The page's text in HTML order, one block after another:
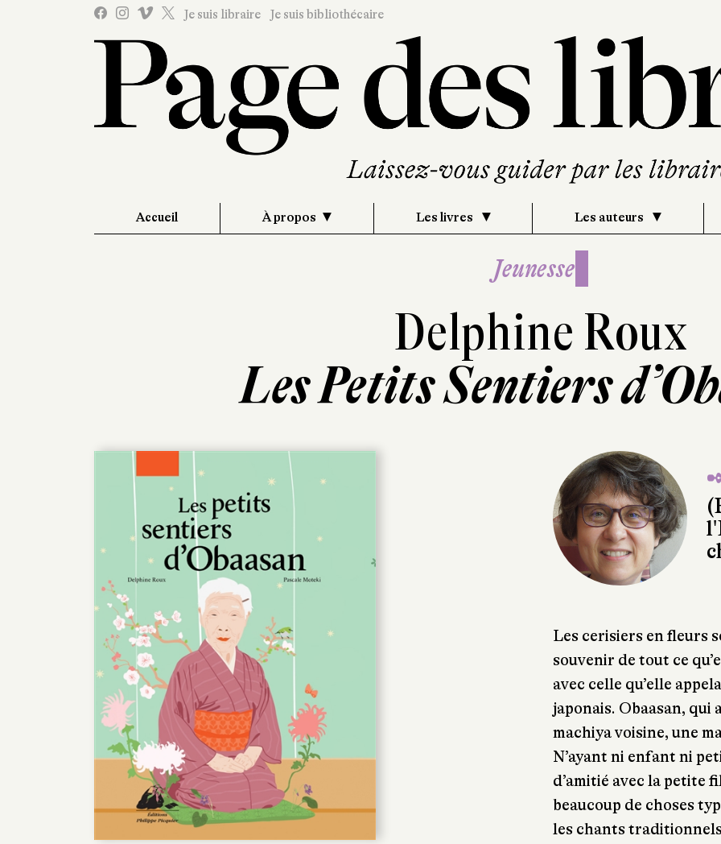
Je suis libraire Je suis bibliothécaire
Accueil À propos Les livres Les auteurs
Jeunesse
Delphine Roux
Les Petits Sentiers
Les cerisiers en fleurs
souvenir de tout ce
avec celle qu’elle
japonais. Obaasan, qui
machiya voisine, une
N’ayant ni enfant ni
d’amitié avec la petite
beaucoup de choses
les chants